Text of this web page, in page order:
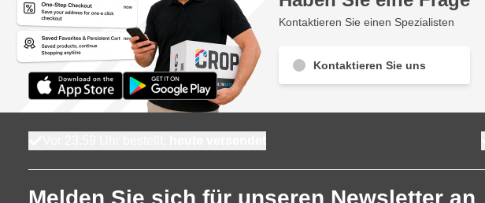
Kontaktieren Sie einen Spezialisten
Kontaktieren Sie uns
Melden Sie sich für unseren Newsletter an